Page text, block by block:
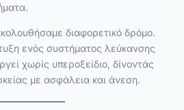
διαφορετικό δρόμο.
ενός συστήματος λεύκανσης
χωρίς υπεροξείδιο, δίνοντάς
με ασφάλεια και άνεση.